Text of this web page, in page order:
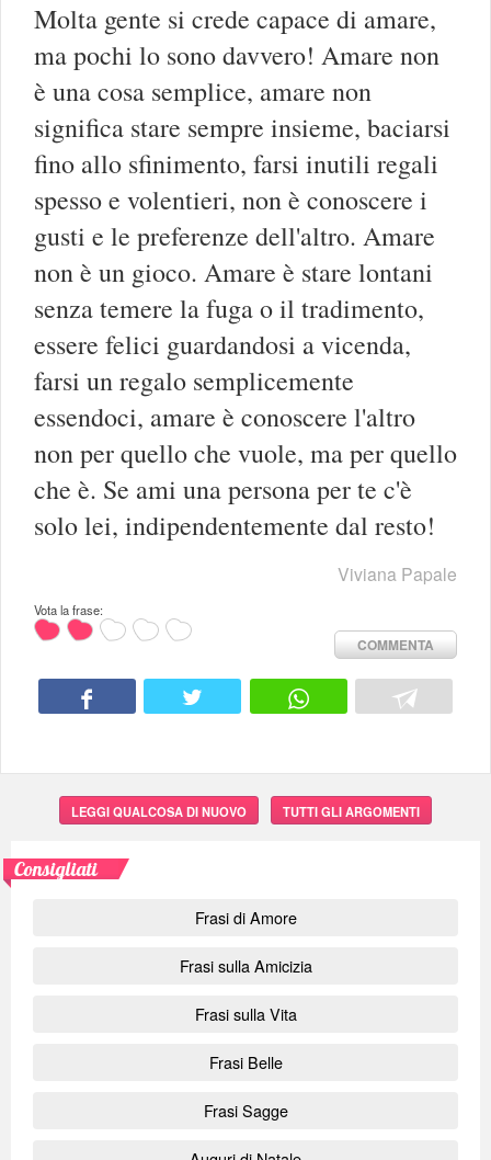
Molta gente si crede capace di amare,
ma pochi lo sono davvero! Amare non
è una cosa semplice, amare non
significa stare sempre insieme, baciarsi
fino allo sfinimento, farsi inutili regali
spesso e volentieri, non è conoscere i
gusti e le preferenze dell'altro. Amare
non è un gioco. Amare è stare lontani
senza temere la fuga o il tradimento,
essere felici guardandosi a vicenda,
farsi un regalo semplicemente
essendoci, amare è conoscere l'altro
non per quello che vuole, ma per quello
che è. Se ami una persona per te c'è
solo lei, indipendentemente dal resto!
Viviana Papale
Vota la frase:
COMMENTA
LEGGI QUALCOSA DI NUOVO TUTTI GLI ARGOMENTI
Consigliati
Frasi di Amore
Frasi sulla Amicizia
Frasi sulla Vita
Frasi Belle
Frasi Sagge